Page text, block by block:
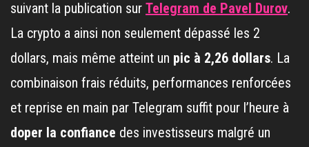
suivant la publication sur Telegram de Pavel Durov.
La crypto a ainsi non seulement dépassé les 2
dollars, mais même atteint un pic à 2,26 dollars. La
combinaison frais réduits, performances renforcées
et reprise en main par Telegram suffit pour l’heure à
doper la confiance des investisseurs malgré un